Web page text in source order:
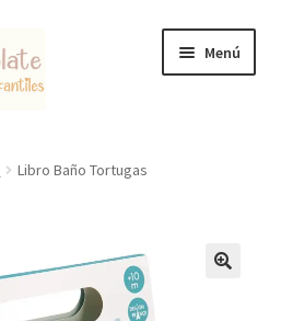
Menú
Libro Baño Tortugas